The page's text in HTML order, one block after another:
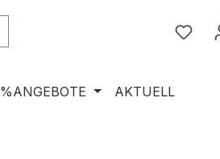
%ANGEBOTE AKTUELL